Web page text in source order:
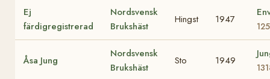
Ej
färdigregistrerad
Nordsvensk
Brukshäst
Hingst 1947
Åsa Jung
Nordsvensk
Brukshäst
Sto 1949